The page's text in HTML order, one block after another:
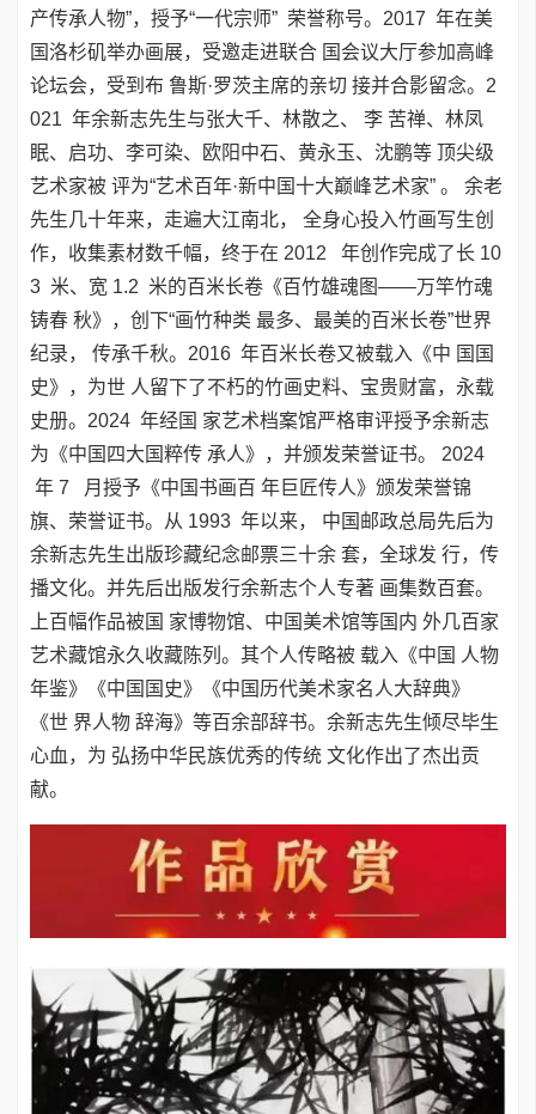
产传承人物”，授予“一代宗师” 荣誉称号。2017 年在美
国洛杉矶举办画展，受邀走进联合 国会议大厅参加高峰
论坛会，受到布 鲁斯·罗茨主席的亲切 接并合影留念。2
021 年余新志先生与张大千、林散之、 李 苦禅、林凤
眠、启功、李可染、欧阳中石、黄永玉、沈鹏等 顶尖级
艺术家被 评为“艺术百年·新中国十大巅峰艺术家” 。 余老
先生几十年来，走遍大江南北， 全身心投入竹画写生创
作，收集素材数千幅，终于在 2012 年创作完成了长 10
3 米、宽 1.2 米的百米长卷《百竹雄魂图——万竿竹魂
铸春 秋》，创下“画竹种类 最多、最美的百米长卷”世界
纪录， 传承千秋。2016 年百米长卷又被载入《中 国国
史》，为世 人留下了不朽的竹画史料、宝贵财富，永载
史册。2024 年经国 家艺术档案馆严格审评授予余新志
为《中国四大国粹传 承人》，并颁发荣誉证书。 2024
年 7 月授予《中国书画百 年巨匠传人》颁发荣誉锦
旗、荣誉证书。从 1993 年以来， 中国邮政总局先后为
余新志先生出版珍藏纪念邮票三十余 套，全球发 行，传
播文化。并先后出版发行余新志个人专著 画集数百套。
上百幅作品被国 家博物馆、中国美术馆等国内 外几百家
艺术藏馆永久收藏陈列。其个人传略被 载入《中国 人物
年鉴》《中国国史》《中国历代美术家名人大辞典》
《世 界人物 辞海》等百余部辞书。余新志先生倾尽毕生
心血，为 弘扬中华民族优秀的传统 文化作出了杰出贡
献。